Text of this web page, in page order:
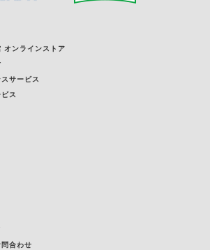
オンラインストア
サービス
ス
合わせ